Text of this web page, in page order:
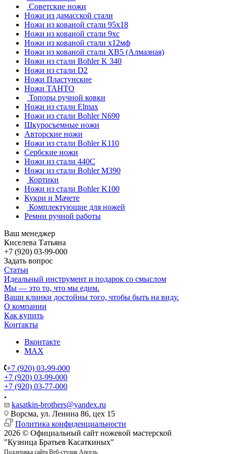
Советские ножи
Ножи из дамасской стали
Ножи из кованой стали 95х18
Ножи из кованой стали 9хс
Ножи из кованой стали х12мф
Ножи из кованой стали ХВ5 (Алмазная)
Ножи из стали Bohler K 340
Ножи из стали D2
Ножи Пластунские
Ножи ТАНТО
Топоры ручной ковки
Ножи из стали Elmax
Ножи из стали Bohler N690
Шкуросъемные ножи
Авторские ножи
Ножи из стали Bohler K110
Сербские ножи
Ножи из стали 440С
Ножи из стали Bohler M390
Кортики
Ножи из стали Bohler K100
Кукри и Мачете
Комплектующие для ножей
Ремни ручной работы
Ваш менеджер
Киселева Татьяна
+7 (920) 03-99-000
Задать вопрос
Статьи
Идеальный инструмент и подарок со смыслом
Мы — это то, что мы едим.
Ваши клинки достойны того, чтобы быть на виду.
О компании
Как купить
Контакты
Вконтакте
MAX
+7 (920) 03-99-000
+7 (920) 03-99-000
+7 (920) 03-77-000
kasatkin-brothers@yandex.ru
Ворсма, ул. Ленина 86, цех 15
Политика конфиденциальности
2026 © Официальный сайт ножевой мастерской
"Кузница Братьев Касаткиных"
Поддержка сайта Веб-студия Апсель